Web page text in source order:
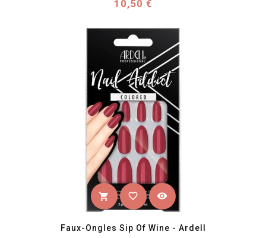
Prix
10,50 €
shopping_cart favorite_border visibility
Faux-Ongles Sip Of Wine - Ardell